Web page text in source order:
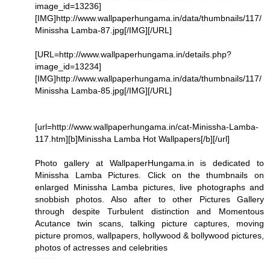
image_id=13236]
[IMG]http://www.wallpaperhungama.in/data/thumbnails/117/
Minissha Lamba-87.jpg[/IMG][/URL]
[URL=http://www.wallpaperhungama.in/details.php?
image_id=13234]
[IMG]http://www.wallpaperhungama.in/data/thumbnails/117/
Minissha Lamba-85.jpg[/IMG][/URL]
[url=http://www.wallpaperhungama.in/cat-Minissha-Lamba-
117.htm][b]Minissha Lamba Hot Wallpapers[/b][/url]
Photo gallery at WallpaperHungama.in is dedicated to
Minissha Lamba Pictures. Click on the thumbnails on
enlarged Minissha Lamba pictures, live photographs and
snobbish photos. Also after to other Pictures Gallery
through despite Turbulent distinction and Momentous
Acutance twin scans, talking picture captures, moving
picture promos, wallpapers, hollywood & bollywood pictures,
photos of actresses and celebrities